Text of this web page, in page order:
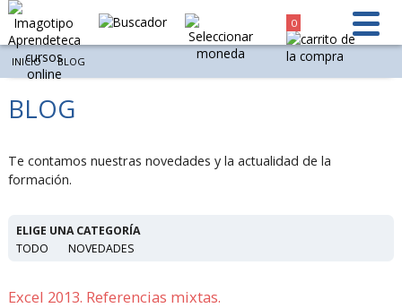
0
INICIO BLOG
BLOG
Te contamos nuestras novedades y la actualidad de la
formación.
ELIGE UNA CATEGORÍA
TODO
NOVEDADES
Excel 2013. Referencias mixtas.